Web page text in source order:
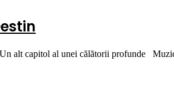
alt capitol al unei călătorii profunde